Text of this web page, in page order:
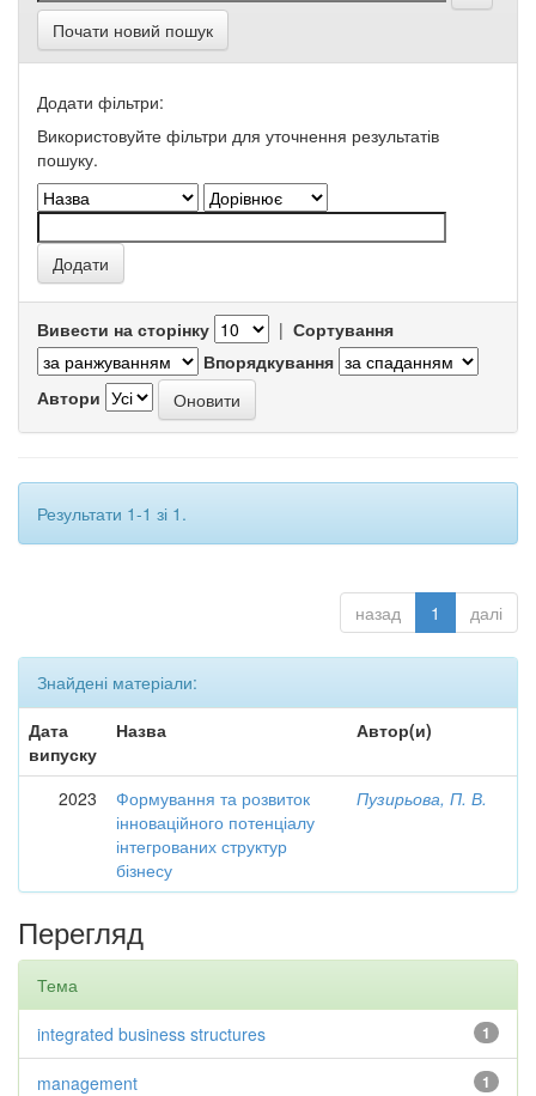
Почати новий пошук
Додати фільтри:
Використовуйте фільтри для уточнення результатів
пошуку.
Вивести на сторінку | Сортування
Впорядкування
Автори
Результати 1-1 зі 1.
назад 1 далі
Знайдені матеріали:
Дата
випуску
Назва Автор(и)
2023
Формування та розвиток
інноваційного потенціалу
інтегрованих структур
бізнесу
Пузирьова, П. В.
Перегляд
Тема
1
integrated business structures
1
management